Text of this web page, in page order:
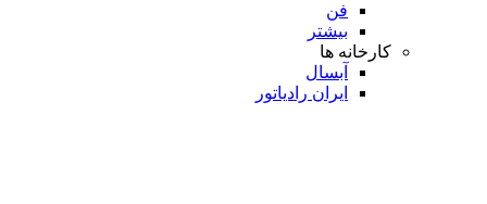
فن
بیشتر
کارخانه ها
آبسال
ایران رادیاتور